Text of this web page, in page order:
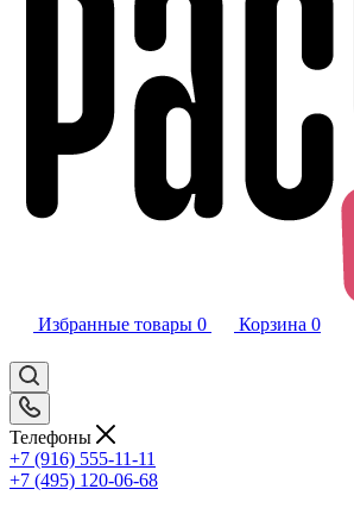
Избранные товары 0 Корзина 0
Телефоны
+7 (916) 555-11-11
+7 (495) 120-06-68